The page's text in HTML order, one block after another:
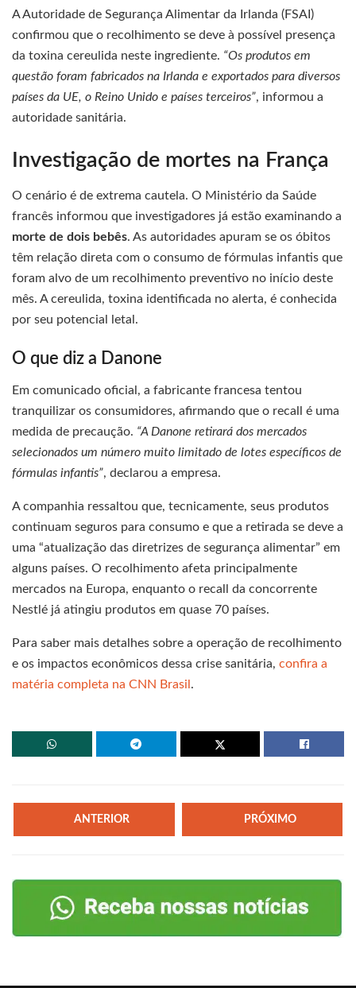
A Autoridade de Segurança Alimentar da Irlanda (FSAI)
confirmou que o recolhimento se deve à possível presença
da toxina cereulida neste ingrediente. “Os produtos em
questão foram fabricados na Irlanda e exportados para diversos
países da UE, o Reino Unido e países terceiros”, informou a
autoridade sanitária.
Investigação de mortes na França
O cenário é de extrema cautela. O Ministério da Saúde
francês informou que investigadores já estão examinando a
morte de dois bebês. As autoridades apuram se os óbitos
têm relação direta com o consumo de fórmulas infantis que
foram alvo de um recolhimento preventivo no início deste
mês. A cereulida, toxina identificada no alerta, é conhecida
por seu potencial letal.
O que diz a Danone
Em comunicado oficial, a fabricante francesa tentou
tranquilizar os consumidores, afirmando que o recall é uma
medida de precaução. “A Danone retirará dos mercados
selecionados um número muito limitado de lotes específicos de
fórmulas infantis”, declarou a empresa.
A companhia ressaltou que, tecnicamente, seus produtos
continuam seguros para consumo e que a retirada se deve a
uma “atualização das diretrizes de segurança alimentar” em
alguns países. O recolhimento afeta principalmente
mercados na Europa, enquanto o recall da concorrente
Nestlé já atingiu produtos em quase 70 países.
Para saber mais detalhes sobre a operação de recolhimento
e os impactos econômicos dessa crise sanitária, confira a
matéria completa na CNN Brasil .
ANTERIOR PRÓXIMO